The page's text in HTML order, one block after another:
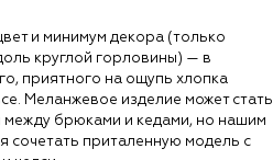
и минимум декора (только
круглой горловины) — в
приятного на ощупь хлопка
Меланжевое изделие может стать
брюками и кедами, но нашим
сочетать приталенную модель с